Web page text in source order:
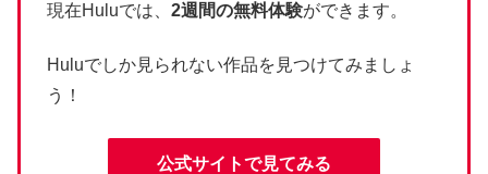
現在Huluでは、 2週間の無料体験ができます。
Huluでしか見られない作品を見つけてみましょ
う！
公式サイトで見てみる